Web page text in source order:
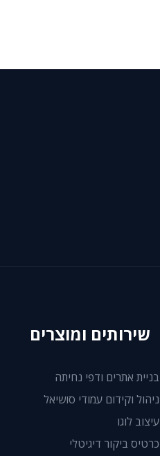
שירותים ומוצרים
בניית אתרים ודפי נחיתה
ניהול וקידום עמודי סושיאל
עיצוב לוגו
כרטיס ביקור דיגיטלי